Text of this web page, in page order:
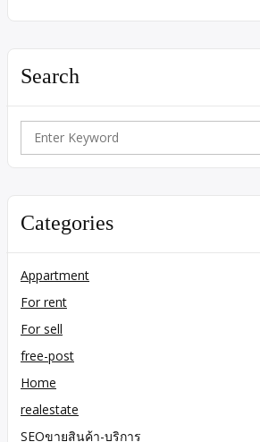
Search
Search
Categories
Appartment
For rent
For sell
free-post
Home
realestate
SEOขายสินค้า-บริการ